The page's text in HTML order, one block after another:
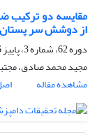
مقایسه دو ترکیب
از دوشش سر
دوره 62، شماره 3، پاییز 1386، صفحه
مجید محمد صادق،
مشاهده مقاله